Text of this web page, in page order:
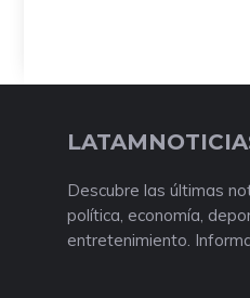
Descubre las últimas
política, economía,
entretenimiento.